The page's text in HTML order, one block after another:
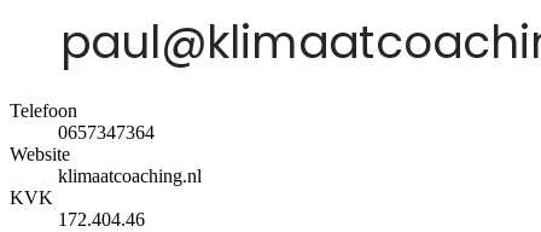
Telefoon
0657347364
Website
klimaatcoaching.nl
KVK
172.404.46